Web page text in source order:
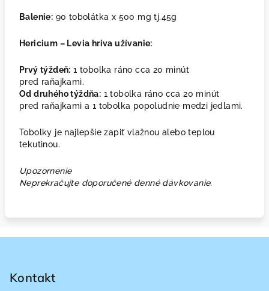
Balenie: 90 tobolátka x 500 mg tj.45g
Hericium – Levia hriva užívanie:
Prvý týždeň: 1 tobolka ráno cca 20 minút
pred raňajkami.
Od druhého týždňa: 1 tobolka ráno cca 20 minút
pred raňajkami a 1 tobolka popoludnie medzi jedlami.
Tobolky je najlepšie zapiť vlažnou alebo teplou
tekutinou.
Upozornenie
Neprekračujte doporučené denné dávkovanie.
Kontakt